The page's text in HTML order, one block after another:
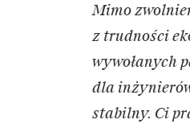
Mimo
z trudności
wywołanych
dla
stabilny. Ci